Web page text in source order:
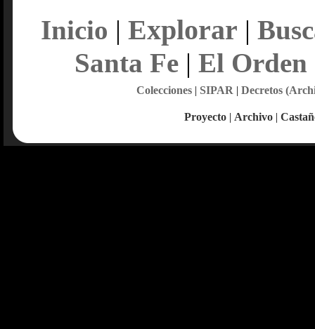
Inicio | Explorar |
Santa Fe| El Orden
Colecciones| SIPAR | Decretos
Proyecto | Archivo |